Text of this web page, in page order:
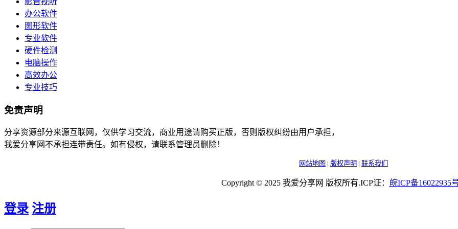
办公软件
图形软件
专业软件
硬件检测
电脑操作
高效办公
专业技巧
免责声明
分享资源部分来源互联网，仅供学习交流，商业用途请购买正版，否则版权纠纷由用户承担，
我爱分享网不承担连带责任。如有侵权，请联系管理员删除！
网站地图 | 版权声明 | 联系我们
Copyright © 2025 我爱分享网 版权所有.ICP证： 皖ICP备16022935
登录 注册